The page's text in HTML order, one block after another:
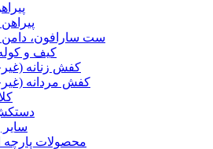
ست سارافون،
کیف و
کفش زنانه
کفش مردانه
محصولات پارچه